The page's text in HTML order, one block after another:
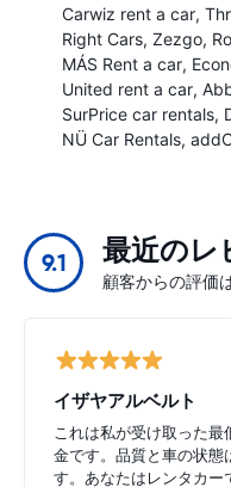
Carwiz rent a car
Right Cars Zezgo
MÁS Rent a car
United rent a car
SurPrice car rentals
NÜ Car Rentals
9.1 最近のレ
顧客からの評価
イザヤアルベルト
これは私が受け取った
金です。品質と車の状
す。あなたはレンタカー